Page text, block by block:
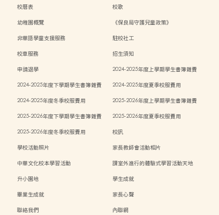
校曆表
校歌
幼稚園概覽
《保良局守護兒童政策》
非華語學童支援服務
駐校社工
校車服務
招生須知
申請退學
2024-2025年度上學期學生書簿雜費
2024-2025年度下學期學生書簿雜費
2024-2025年度夏季校服費用
2024-2025年度冬季校服費用
2025-2026年度上學期學生書簿雜費
2025-2026年度下學期學生書簿雜費
2025-2026年度夏季校服費用
2025-2026年度冬季校服費用
校訊
學校活動照片
家長教師會活動相片
中華文化校本學習活動
課室外進行的體驗式學習活動天地
升小園地
學生成就
畢業生成就
家長心聲
聯絡我們
內聯網